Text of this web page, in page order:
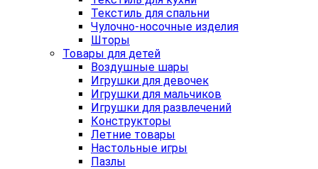
Текстиль для спальни
Чулочно-носочные изделия
Шторы
Товары для детей
Воздушные шары
Игрушки для девочек
Игрушки для мальчиков
Игрушки для развлечений
Конструкторы
Летние товары
Настольные игры
Пазлы